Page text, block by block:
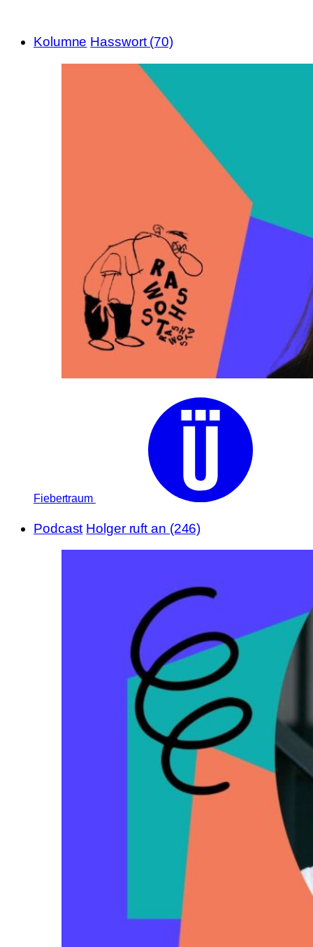
Kolumne Hasswort (70)
Fiebertraum
Podcast Holger ruft an (246)